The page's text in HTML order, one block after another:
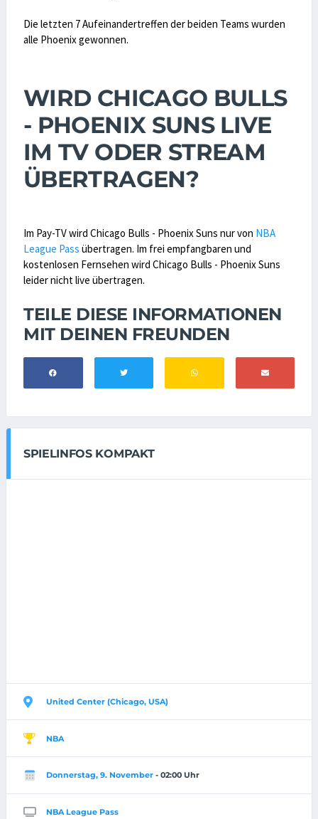
Die letzten 7 Aufeinandertreffen der beiden Teams wurden
alle Phoenix gewonnen.
WIRD CHICAGO BULLS
- PHOENIX SUNS LIVE
IM TV ODER STREAM
ÜBERTRAGEN?
Im Pay-TV wird Chicago Bulls - Phoenix Suns nur von NBA
League Pass übertragen. Im frei empfangbaren und
kostenlosen Fernsehen wird Chicago Bulls - Phoenix Suns
leider nicht live übertragen.
TEILE DIESE INFORMATIONEN
MIT DEINEN FREUNDEN
SPIELINFOS KOMPAKT
United Center (Chicago, USA)
NBA
Donnerstag, 9. November - 02:00 Uhr
NBA League Pass